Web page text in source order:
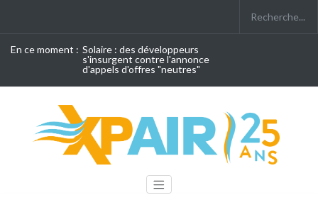
En ce moment : Solaire : des développeurs
s'insurgent contre l'annonce
d'appels d'offres "neutres"